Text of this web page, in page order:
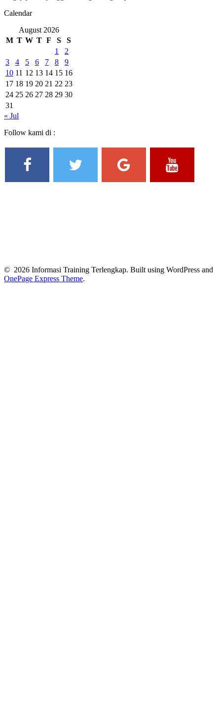
Calendar
August 2026
M T W T F S
S
1
2
3
4 5 6 7 8
9
10 11 12 13 14 15 16
17 18 19 20 21 22 23
24 25 26 27 28 29 30
31
« Jul
Follow kami di :
© 2026 Informasi Training Terlengkap. Built using WordPress and
OnePage Express Theme.